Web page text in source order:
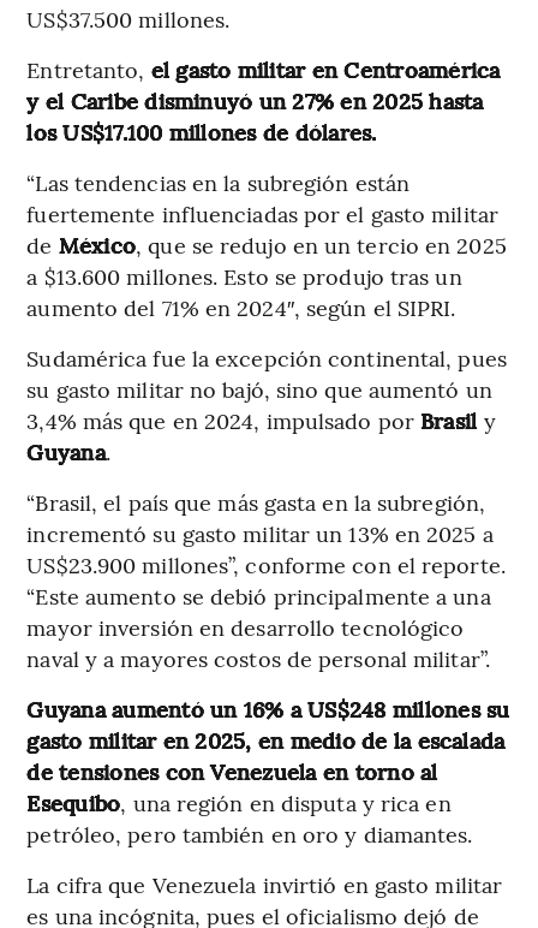
US$37.500 millones.
Entretanto, el gasto militar en Centroamérica
y el Caribe disminuyó un 27% en 2025 hasta
los US$17.100 millones de dólares.
“Las tendencias en la subregión están
fuertemente influenciadas por el gasto militar
de México, que se redujo en un tercio en 2025
a $13.600 millones. Esto se produjo tras un
aumento del 71% en 2024″, según el SIPRI.
Sudamérica fue la excepción continental, pues
su gasto militar no bajó, sino que aumentó un
3,4% más que en 2024, impulsado por Brasil y
Guyana.
“Brasil, el país que más gasta en la subregión,
incrementó su gasto militar un 13% en 2025 a
US$23.900 millones”, conforme con el reporte.
“Este aumento se debió principalmente a una
mayor inversión en desarrollo tecnológico
naval y a mayores costos de personal militar”.
Guyana aumentó un 16% a US$248 millones su
gasto militar en 2025, en medio de la escalada
de tensiones con Venezuela en torno al
Esequibo, una región en disputa y rica en
petróleo, pero también en oro y diamantes.
La cifra que Venezuela invirtió en gasto militar
es una incógnita, pues el oficialismo dejó de